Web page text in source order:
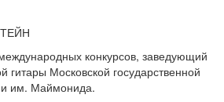
конкурсов, заведующий
гитары Московской государственной
им. Маймонида.